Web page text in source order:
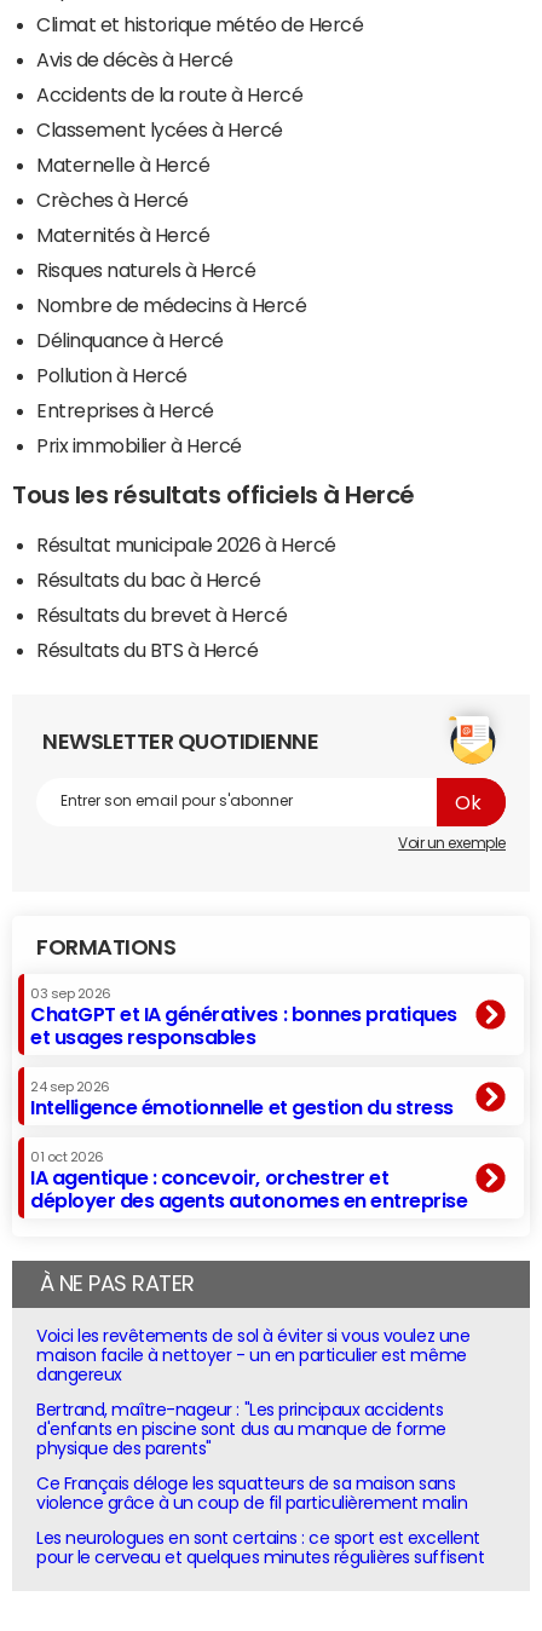
Climat et historique météo de Hercé
Avis de décès à Hercé
Accidents de la route à Hercé
Classement lycées à Hercé
Maternelle à Hercé
Crèches à Hercé
Maternités à Hercé
Risques naturels à Hercé
Nombre de médecins à Hercé
Délinquance à Hercé
Pollution à Hercé
Entreprises à Hercé
Prix immobilier à Hercé
Tous les résultats officiels à Hercé
Résultat municipale 2026 à Hercé
Résultats du bac à Hercé
Résultats du brevet à Hercé
Résultats du BTS à Hercé
NEWSLETTER QUOTIDIENNE
Voir un exemple
FORMATIONS
03 sep 2026
ChatGPT et IA génératives : bonnes pratiques
et usages responsables
24 sep 2026
Intelligence émotionnelle et gestion du stress
01 oct 2026
IA agentique : concevoir, orchestrer et
déployer des agents autonomes en entreprise
À NE PAS RATER
Voici les revêtements de sol à éviter si vous voulez une
maison facile à nettoyer - un en particulier est même
dangereux
Bertrand, maître-nageur : "Les principaux accidents
d'enfants en piscine sont dus au manque de forme
physique des parents"
Ce Français déloge les squatteurs de sa maison sans
violence grâce à un coup de fil particulièrement malin
Les neurologues en sont certains : ce sport est excellent
pour le cerveau et quelques minutes régulières suffisent